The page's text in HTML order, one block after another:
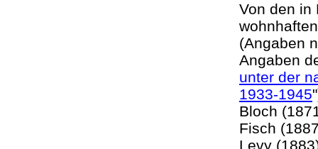
Von den in
(Angaben
Angaben
unter der
1933-1945
Bloch
Fisch
Levy